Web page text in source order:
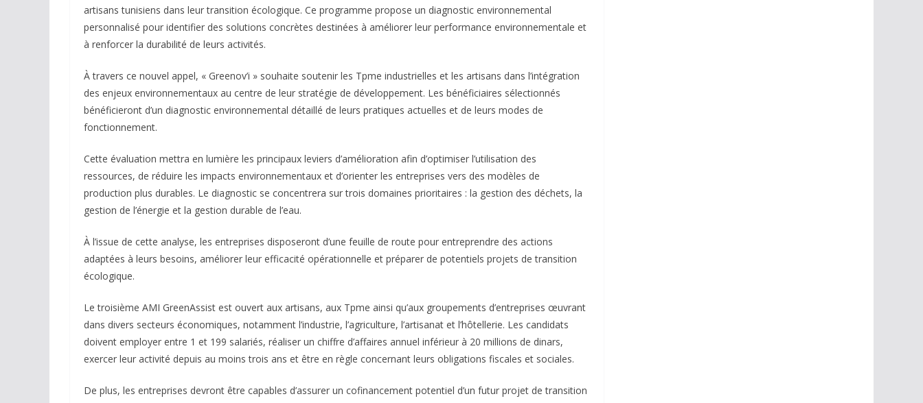
artisans tunisiens dans leur transition écologique. Ce programme propose un diagnostic environnemental
personnalisé pour identifier des solutions concrètes destinées à améliorer leur performance environnementale et
à renforcer la durabilité de leurs activités.
À travers ce nouvel appel, « Greenov’i » souhaite soutenir les Tpme industrielles et les artisans dans l’intégration
des enjeux environnementaux au centre de leur stratégie de développement. Les bénéficiaires sélectionnés
bénéficieront d’un diagnostic environnemental détaillé de leurs pratiques actuelles et de leurs modes de
fonctionnement.
Cette évaluation mettra en lumière les principaux leviers d’amélioration afin d’optimiser l’utilisation des
ressources, de réduire les impacts environnementaux et d’orienter les entreprises vers des modèles de
production plus durables. Le diagnostic se concentrera sur trois domaines prioritaires : la gestion des déchets, la
gestion de l’énergie et la gestion durable de l’eau.
À l’issue de cette analyse, les entreprises disposeront d’une feuille de route pour entreprendre des actions
adaptées à leurs besoins, améliorer leur efficacité opérationnelle et préparer de potentiels projets de transition
écologique.
Le troisième AMI GreenAssist est ouvert aux artisans, aux Tpme ainsi qu’aux groupements d’entreprises œuvrant
dans divers secteurs économiques, notamment l’industrie, l’agriculture, l’artisanat et l’hôtellerie. Les candidats
doivent employer entre 1 et 199 salariés, réaliser un chiffre d’affaires annuel inférieur à 20 millions de dinars,
exercer leur activité depuis au moins trois ans et être en règle concernant leurs obligations fiscales et sociales.
De plus, les entreprises devront être capables d’assurer un cofinancement potentiel d’un futur projet de transition